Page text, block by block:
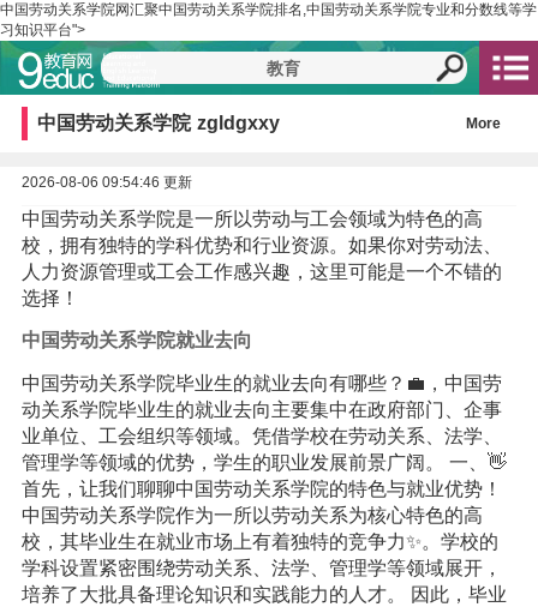
中国劳动关系学院网汇聚中国劳动关系学院排名,中国劳动关系学院专业和分数线等学
习知识平台">
中国劳动关系学院 zgldgxxy More
2026-08-06 09:54:46 更新
中国劳动关系学院是一所以劳动与工会领域为特色的高
校，拥有独特的学科优势和行业资源。如果你对劳动法、
人力资源管理或工会工作感兴趣，这里可能是一个不错的
选择！
中国劳动关系学院就业去向
中国劳动关系学院毕业生的就业去向有哪些？💼，中国劳
动关系学院毕业生的就业去向主要集中在政府部门、企事
业单位、工会组织等领域。凭借学校在劳动关系、法学、
管理学等领域的优势，学生的职业发展前景广阔。 一、👋
首先，让我们聊聊中国劳动关系学院的特色与就业优势！
中国劳动关系学院作为一所以劳动关系为核心特色的高
校，其毕业生在就业市场上有着独特的竞争力✨。学校的
学科设置紧密围绕劳动关系、法学、管理学等领域展开，
培养了大批具备理论知识和实践能力的人才。 因此，毕业